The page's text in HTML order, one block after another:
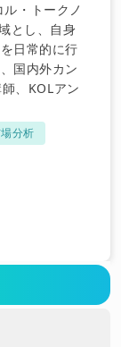
・トークノ
とし、自身
日常的に行
国内外カン
、KOLアン
分析